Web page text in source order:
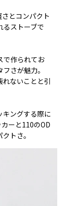
とコンパクト
るストーブで
で作られてお
さが魅力。
ないことと引
キングする際に
ーと110のOD
トさ。